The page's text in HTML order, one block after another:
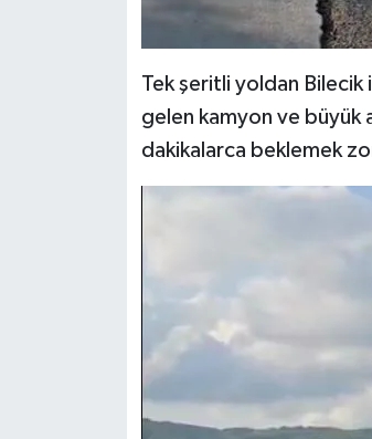
Tek şeritli yoldan Bilecik
gelen kamyon ve büyük
dakikalarca beklemek